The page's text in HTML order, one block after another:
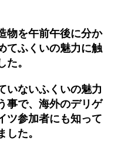
物を午前午後に分か
てふくいの魅力に触
。
いないふくいの魅力
事で、海外のデリゲ
ツ参加者にも知って
た。